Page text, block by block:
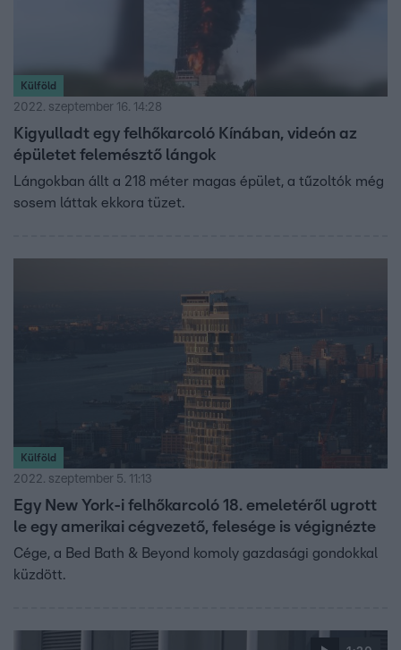
Külföld
2022. szeptember 16. 14:28
Kigyulladt egy felhőkarcoló Kínában, videón az
épületet felemésztő lángok
Lángokban állt a 218 méter magas épület, a tűzoltók még
sosem láttak ekkora tüzet.
Külföld
2022. szeptember 5. 11:13
Egy New York-i felhőkarcoló 18. emeletéről ugrott
le egy amerikai cégvezető, felesége is végignézte
Cége, a Bed Bath & Beyond komoly gazdasági gondokkal
küzdött.